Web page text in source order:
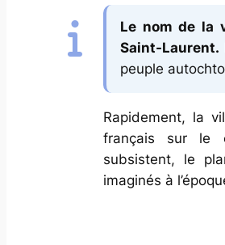
Le nom de la
Saint-Laurent.
peuple
Rapidement, la
français sur le
subsistent, le
imaginés à